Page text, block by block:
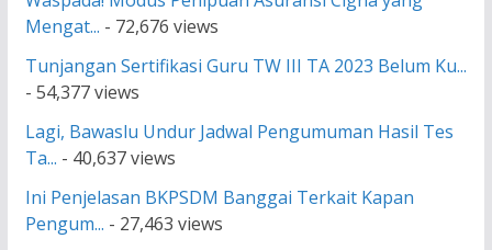
Mengat... - 72,676 views
Tunjangan Sertifikasi Guru TW III TA 2023 Belum Ku...
- 54,377 views
Lagi, Bawaslu Undur Jadwal Pengumuman Hasil Tes
Ta... - 40,637 views
Ini Penjelasan BKPSDM Banggai Terkait Kapan
Pengum... - 27,463 views